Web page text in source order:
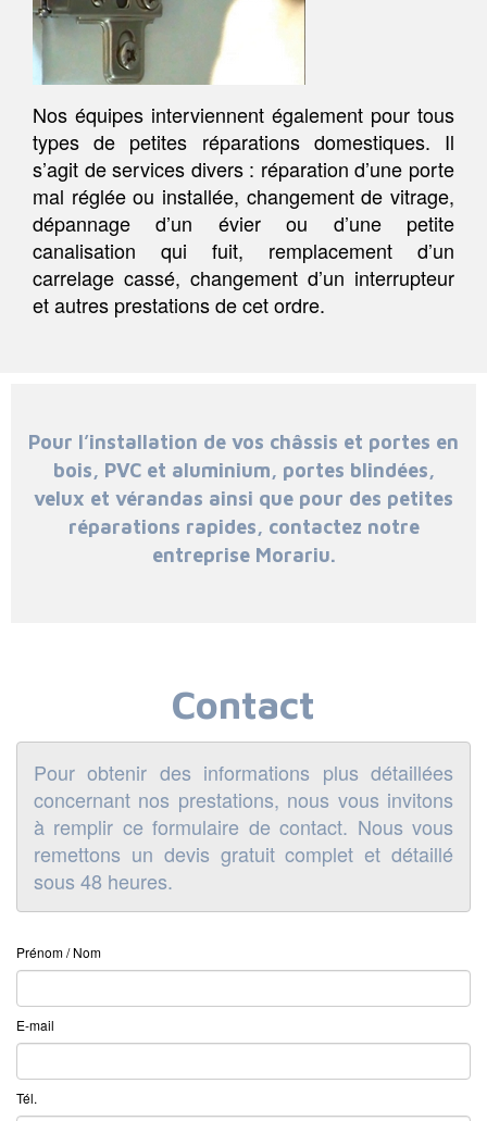
Nos équipes interviennent également pour tous
types de petites réparations domestiques. Il
s’agit de services divers : réparation d’une porte
mal réglée ou installée, changement de vitrage,
dépannage d’un évier ou d’une petite
canalisation qui fuit, remplacement d’un
carrelage cassé, changement d’un interrupteur
et autres prestations de cet ordre.
Pour l’installation de vos châssis et portes en
bois, PVC et aluminium, portes blindées,
velux et vérandas ainsi que pour des petites
réparations rapides, contactez notre
entreprise Morariu.
Contact
Pour obtenir des informations plus détaillées
concernant nos prestations, nous vous invitons
à remplir ce formulaire de contact. Nous vous
remettons un devis gratuit complet et détaillé
sous 48 heures.
Prénom / Nom
E-mail
Tél.